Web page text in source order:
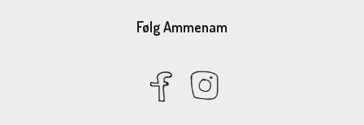
Følg Ammenam